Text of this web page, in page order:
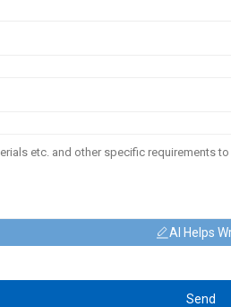
AI Helps
Send